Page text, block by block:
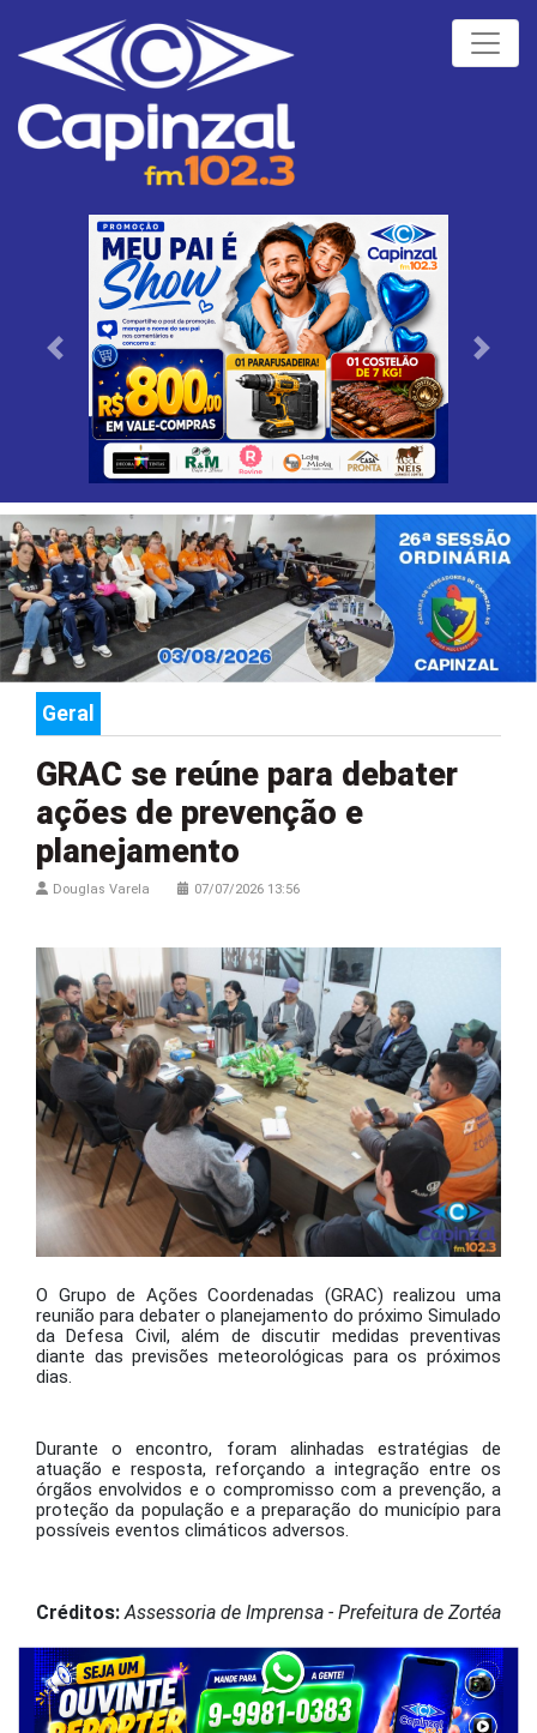
Próximo
Geral
GRAC se reúne para debater
ações de prevenção e
planejamento
Douglas Varela 07/07/2026 13:56
O Grupo de Ações Coordenadas (GRAC) realizou uma
reunião para debater o planejamento do próximo Simulado
da Defesa Civil, além de discutir medidas preventivas
diante das previsões meteorológicas para os próximos
dias.
Durante o encontro, foram alinhadas estratégias de
atuação e resposta, reforçando a integração entre os
órgãos envolvidos e o compromisso com a prevenção, a
proteção da população e a preparação do município para
possíveis eventos climáticos adversos.
Créditos:Assessoria de Imprensa - Prefeitura de Zortéa